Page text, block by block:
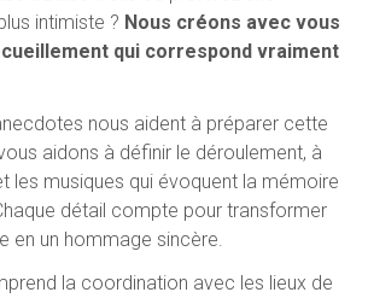
intimiste ? Nous créons avec vous
qui correspond vraiment
nous aident à préparer cette
aidons à définir le déroulement, à
les musiques qui évoquent la mémoire
détail compte pour transformer
en un hommage sincère.
la coordination avec les lieux de